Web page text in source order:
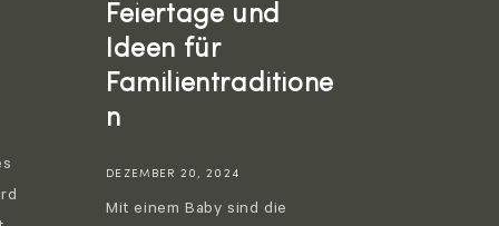
Feiertage und
Ideen für
Familientraditione
n
DEZEMBER 20, 2024
Mit einem Baby sind die